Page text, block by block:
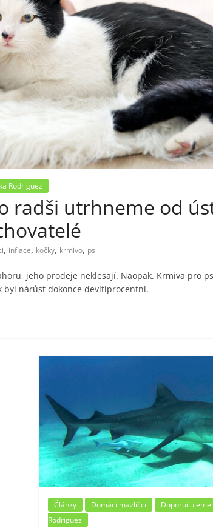
Rodriguez
radši utrhneme od
, inflace, kočky, krmivo, psi
jeho prodeje neklesají. Naopak. Krmiva pro
byl nárůst dokonce devítiprocentní.
Články Domácí mazlíčci Doporučujeme
Rodriguez